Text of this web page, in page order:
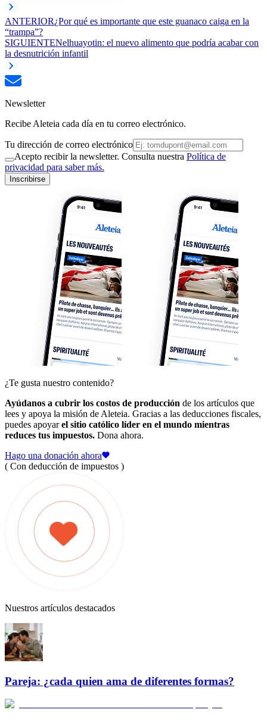
ANTERIOR¿Por qué es importante que este guanaco caiga en la
“trampa”?
SIGUIENTENelhuayotin: el nuevo alimento que podría acabar con
la desnutrición infantil
Newsletter
Recibe Aleteia cada día en tu correo electrónico.
Tu dirección de correo electrónico
Acepto recibir la newsletter. Consulta nuestra Política de
privacidad para saber más.
Inscribirse
¿Te gusta nuestro contenido?
Ayúdanos a cubrir los costos de producción de los artículos que
lees y apoya la misión de Aleteia. Gracias a las deducciones fiscales,
puedes apoyarel sitio católico líder en el mundo mientras
reduces tus impuestos. Dona ahora.
Hago una donación ahora
( Con deducción de impuestos )
Nuestros artículos destacados
Pareja: ¿cada quien ama de diferentes formas?